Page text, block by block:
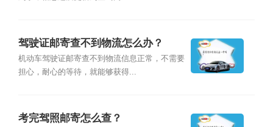
驾驶证邮寄查不到物流怎么办？
机动车驾驶证邮寄查不到物流信息正常，不需要
担心，耐心的等待，就能够获得...
考完驾照邮寄怎么查？